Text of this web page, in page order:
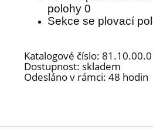
polohy 0
Sekce se plovací
Katalogové číslo:
Dostupnost: skladem
Odesláno v rámci: 48 hodin